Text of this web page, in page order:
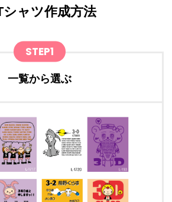
シャツ作成方法
STEP1
一覧から選ぶ